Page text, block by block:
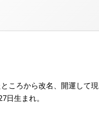
ころから改名、開運して現
日生まれ。